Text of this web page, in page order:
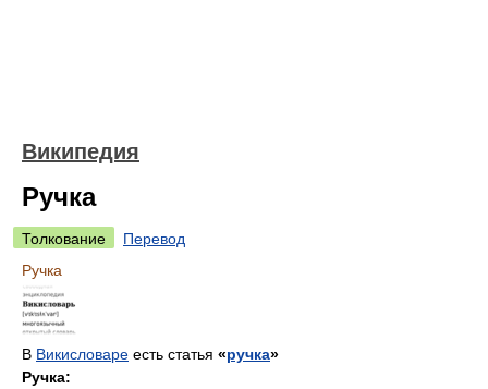
Википедия
Ручка
Толкование
Перевод
Ручка
В Викисловаре есть статья «ручка»
Ручка: